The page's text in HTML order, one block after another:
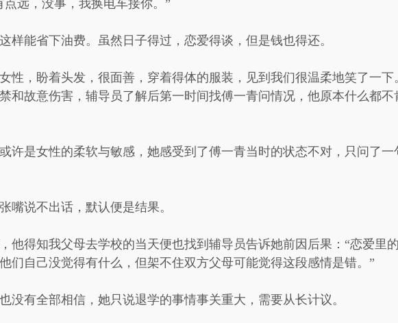
远，没事，我换电车接你。”
样能省下油费。虽然日子得过，恋爱得谈，但是钱也得还。
性，盼着头发，很面善，穿着得体的服装，见到我们很温柔地笑了一下
和故意伤害，辅导员了解后第一时间找傅一青问情况，他原本什么都不
许是女性的柔软与敏感，她感受到了傅一青当时的状态不对，只问了一
嘴说不出话，默认便是结果。
他得知我父母去学校的当天便也找到辅导员告诉她前因后果：“恋爱里
们自己没觉得有什么，但架不住双方父母可能觉得这段感情是错。”
没有全部相信，她只说退学的事情事关重大，需要从长计议。